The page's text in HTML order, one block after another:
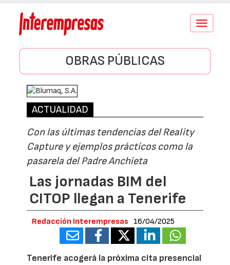
Conmutar
OBRAS PÚBLICAS
ACTUALIDAD
Con las últimas tendencias del Reality
Capture y ejemplos prácticos como la
pasarela del Padre Anchieta
Las jornadas BIM del
CITOP llegan a Tenerife
Redacción Interempresas 16/04/2025
Tenerife acogerá la próxima cita presencial